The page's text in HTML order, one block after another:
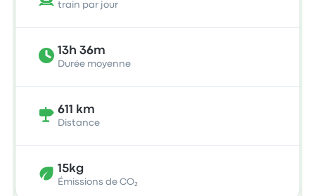
train par jour
13h 36m
Durée moyenne
611 km
Distance
15kg
Émissions de CO₂